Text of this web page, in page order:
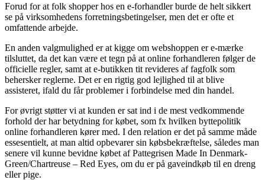
Forud for at folk shopper hos en e-forhandler burde de helt sikkert
se på virksomhedens forretningsbetingelser, men det er ofte et
omfattende arbejde.
En anden valgmulighed er at kigge om webshoppen er e-mærke
tilsluttet, da det kan være et tegn på at online forhandleren følger de
officielle regler, samt at e-butikken tit revideres af fagfolk som
behersker reglerne. Det er en rigtig god lejlighed til at blive
assisteret, ifald du får problemer i forbindelse med din handel.
For øvrigt støtter vi at kunden er sat ind i de mest vedkommende
forhold der har betydning for købet, som fx hvilken byttepolitik
online forhandleren kører med. I den relation er det på samme måde
essesentielt, at man altid opbevarer sin købsbekræftelse, således man
senere vil kunne bevidne købet af Pattegrisen Made In Denmark-
Green/Chartreuse – Red Eyes, om du er på gaveindkøb til en dreng
eller pige.